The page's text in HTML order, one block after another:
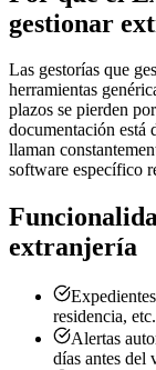
gestionar
Las gestorías que
herramientas
plazos se pierden
documentación está
llaman
software específico
extranjería
residencia,
Alertas
días antes del